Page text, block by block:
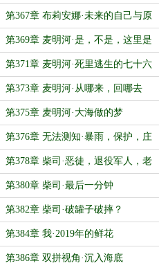
第367章 布莉安娜·未来的自己与原
本的目标
第369章 麦明河·是，不是，这里是
工地
第371章 麦明河·死里逃生的七十六
岁
第373章 麦明河·从哪来，回哪去
第375章 麦明河·大海做的梦
第376章 无法测知·暴雨，保护，庄
园
第378章 柴司·恶徒，退役军人，老
中医
第380章 柴司·最后一分钟
第382章 柴司·破罐子破摔？
第384章 我·2019年的鲜花
第386章 双拼视角·沉入海底